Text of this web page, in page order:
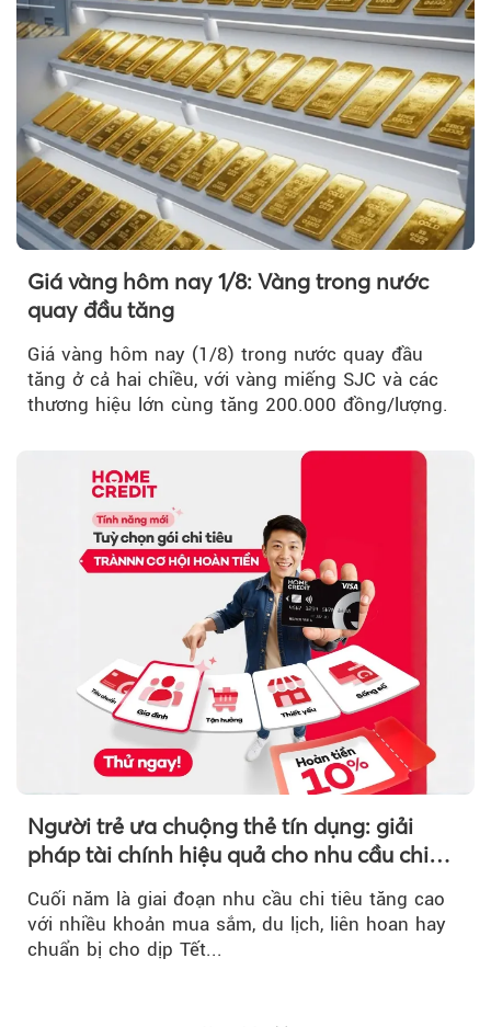
Giá vàng hôm nay 1/8: Vàng trong nước
quay đầu tăng
Giá vàng hôm nay (1/8) trong nước quay đầu
tăng ở cả hai chiều, với vàng miếng SJC và các
thương hiệu lớn cùng tăng 200.000 đồng/lượng.
Người trẻ ưa chuộng thẻ tín dụng: giải
pháp tài chính hiệu quả cho nhu cầu chi
Cuối năm là giai đoạn nhu cầu chi tiêu tăng cao
với nhiều khoản mua sắm, du lịch, liên hoan hay
chuẩn bị cho dịp Tết...